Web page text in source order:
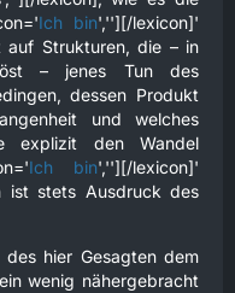
Ich bin',''][/lexicon]'
auf Strukturen, die – in
– jenes Tun des
dessen Produkt
und welches
explizit den Wandel
Ich bin',''][/lexicon]'
ist stets Ausdruck des
hier Gesagten dem
wenig nähergebracht